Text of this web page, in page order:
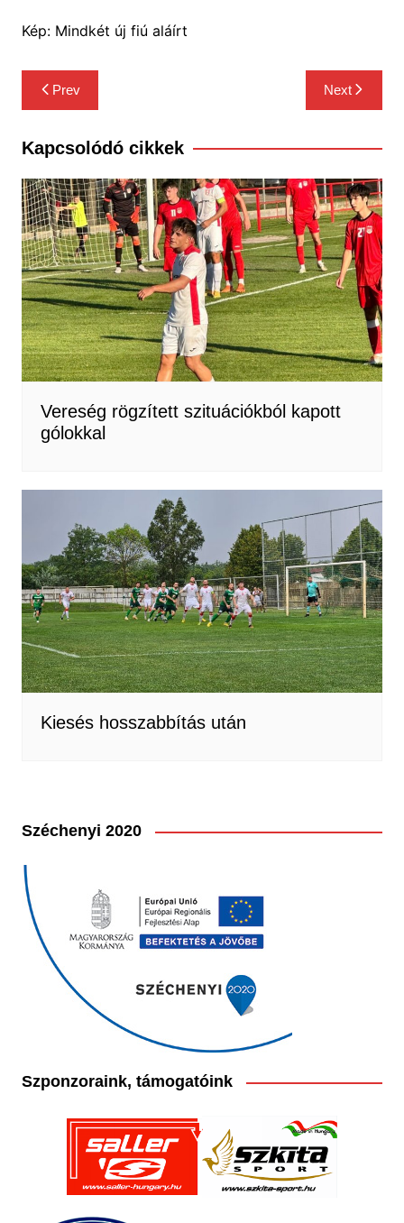
Kép: Mindkét új fiú aláírt
Bejegyzés
navigáció
Prev Next
Kapcsolódó cikkek
Vereség rögzített szituációkból kapott
gólokkal
Kiesés hosszabbítás után
Széchenyi 2020
Szponzoraink, támogatóink